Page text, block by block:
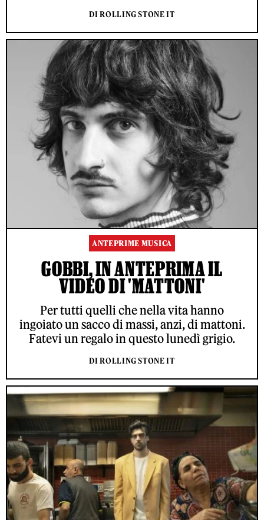
DI ROLLING STONE IT
ANTEPRIME MUSICA
GOBBI, IN ANTEPRIMA IL
VIDEO DI 'MATTONI'
Per tutti quelli che nella vita hanno
ingoiato un sacco di massi, anzi, di mattoni.
Fatevi un regalo in questo lunedì grigio.
DI ROLLING STONE IT